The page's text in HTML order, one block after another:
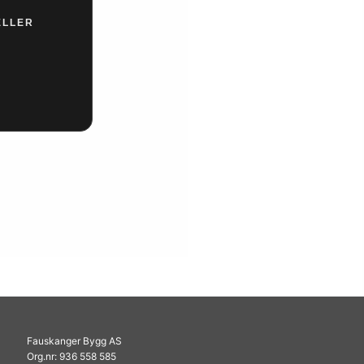
Fauskanger Bygg AS
Org.nr: 936 558 585